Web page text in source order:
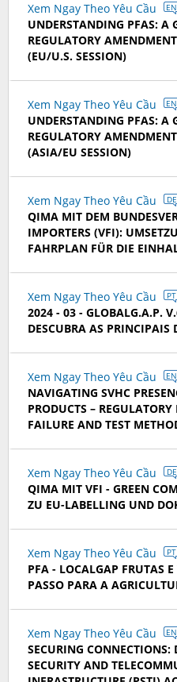
Xem Ngay Theo Yêu Cầu EN
UNDERSTANDING PFAS: A
REGULATORY
(EU/U.S. SESSION)
Xem Ngay Theo Yêu Cầu EN
UNDERSTANDING PFAS: A
REGULATORY
(ASIA/EU SESSION)
Xem Ngay Theo Yêu Cầu DE
QIMA MIT DEM
IMPORTERS (VFI):
FAHRPLAN FÜR DIE
Xem Ngay Theo Yêu Cầu PT
2024 - 03 - GLOBALG.A.P.
DESCUBRA AS PRINCIPAIS
Xem Ngay Theo Yêu Cầu EN
NAVIGATING SVHC
PRODUCTS –
FAILURE AND TEST
Xem Ngay Theo Yêu Cầu DE
QIMA MIT VFI - GREEN
ZU EU-LABELLING UND
Xem Ngay Theo Yêu Cầu PT
PFA - LOCALGAP FRUTAS
PASSO PARA A
Xem Ngay Theo Yêu Cầu EN
SECURING CONNECTIONS:
SECURITY AND